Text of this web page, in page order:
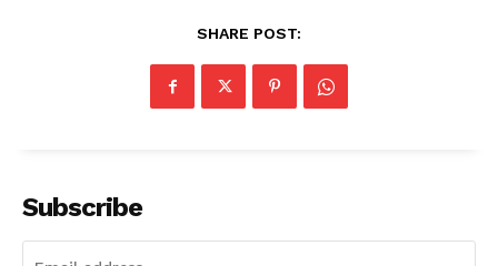
SHARE POST:
Subscribe